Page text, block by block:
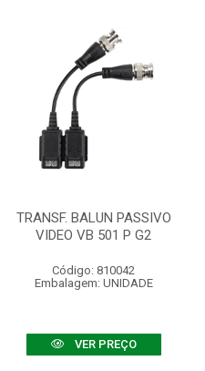
TRANSF. BALUN PASSIVO
VIDEO VB 501 P G2
Código: 810042
Embalagem: UNIDADE
VER PREÇO